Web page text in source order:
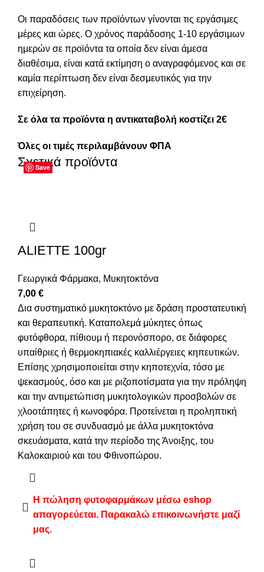
Οι παραδόσεις των προϊόντων γίνονται τις εργάσιμες
μέρες και ώρες. Ο χρόνος παράδοσης 1-10 εργάσιμων
ημερών σε προϊόντα τα οποία δεν είναι άμεσα
διαθέσιμα, είναι κατά εκτίμηση ο αναγραφόμενος και σε
καμία περίπτωση δεν είναι δεσμευτικός για την
επιχείρηση.
Σε όλα τα προϊόντα η αντικαταβολή κοστίζει 2€
Όλες οι τιμές περιλαμβάνουν ΦΠΑ
Σχετικά προϊόντα
Save
ALIETTE 100gr
Γεωργικά Φάρμακα, Μυκητοκτόνα
7,00 €
Δια συστηματικό μυκητοκτόνο με δράση προστατευτική
και θεραπευτική. Καταπολεμά μύκητες όπως
φυτόφθορα, πίθιουμ ή περονόσπορο, σε διάφορες
υπαίθριες ή θερμοκηπιακές καλλιέργειες κηπευτικών.
Επίσης χρησιμοποιείται στην κηποτεχνία, τόσο με
ψεκασμούς, όσο και με ριζοποτίσματα για την πρόληψη
και την αντιμετώπιση μυκητολογικών προσβολών σε
χλοοτάπητες ή κωνοφόρα. Προτείνεται η προληπτική
χρήση του σε συνδυασμό με άλλα μυκητοκτόνα
σκευάσματα, κατά την περίοδο της Άνοιξης, του
Καλοκαιριού και του Φθινοπώρου.
Η πώληση φυτοφαρμάκων μέσω eshop
απαγορεύεται. Παρακαλώ επικοινωνήστε μαζί
μας.
Save
Save
Save
Save
Save
Save
Save